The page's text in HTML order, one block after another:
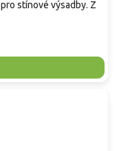
stínové výsadby. Z